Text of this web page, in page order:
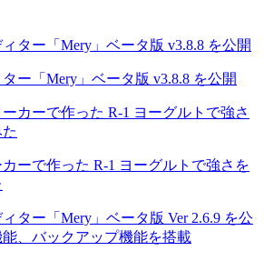
ー「Mery」ベータ版 v3.8.8 を公開
ーで作った R-1 ヨーグルトで強さを